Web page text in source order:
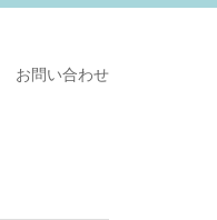
お問い合わせ